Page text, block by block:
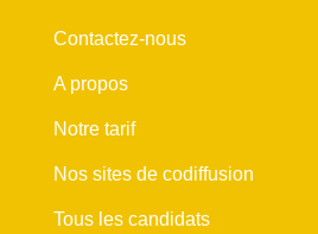
Contactez-nous
A propos
Notre tarif
Nos sites de codiffusion
Tous les candidats